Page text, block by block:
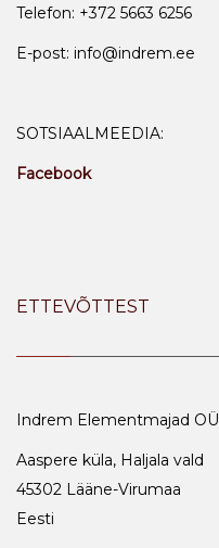
Telefon: +372 5663 6256
E-post: info@indrem.ee
SOTSIAALMEEDIA:
Facebook
ETTEVÕTTEST
Indrem Elementmajad OÜ
Aaspere küla, Haljala vald
45302 Lääne-Virumaa
Eesti